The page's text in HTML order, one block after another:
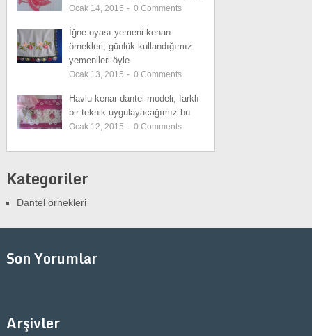
Ocak 14, 2015 - 0 Comments
İğne oyası yemeni kenarı
örnekleri, günlük kullandığımız
yemenileri öyle
Ocak 13, 2015 - 0 Comments
Havlu kenar dantel modeli, farklı
bir teknik uygulayacağımız bu
Ocak 12, 2015 - 0 Comments
Kategoriler
Dantel örnekleri
Son Yorumlar
Arşivler